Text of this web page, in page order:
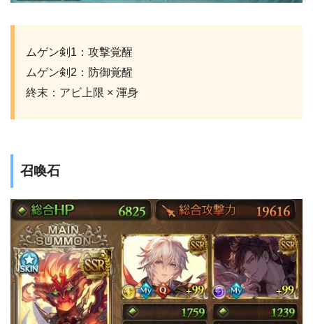
ムゲン剣1：攻撃覚醒
ムゲン剣2：防御覚醒
終末：アビ上限 × 渾身
召喚石